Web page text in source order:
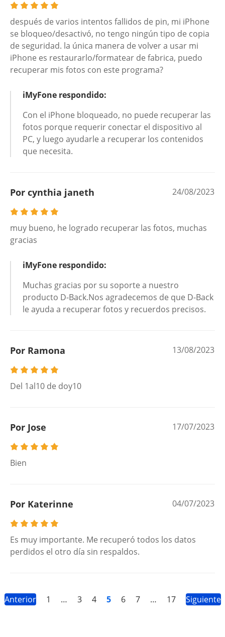
después de varios intentos fallidos de pin, mi iPhone
se bloqueo/desactivó, no tengo ningún tipo de copia
de seguridad. la única manera de volver a usar mi
iPhone es restaurarlo/formatear de fabrica, puedo
recuperar mis fotos con este programa?
iMyFone respondido:
Con el iPhone bloqueado, no puede recuperar las
fotos porque requerir conectar el dispositivo al
PC, y luego ayudarle a recuperar los contenidos
que necesita.
Por cynthia janeth 24/08/2023
muy bueno, he logrado recuperar las fotos, muchas
gracias
iMyFone respondido:
Muchas gracias por su soporte a nuestro
producto D-Back.Nos agradecemos de que D-Back
le ayuda a recuperar fotos y recuerdos precisos.
Por Ramona 13/08/2023
Del 1al10 de doy10
Por Jose 17/07/2023
Bien
Por Katerinne 04/07/2023
Es muy importante. Me recuperó todos los datos
perdidos el otro día sin respaldos.
Anterior 1 … 3 4 5 6 7 … 17 Siguiente